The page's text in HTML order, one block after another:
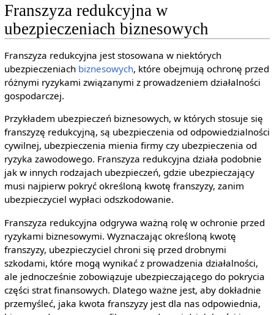
Franszyza redukcyjna w
ubezpieczeniach biznesowych
Franszyza redukcyjna jest stosowana w niektórych
ubezpieczeniach biznesowych, które obejmują ochronę przed
różnymi ryzykami związanymi z prowadzeniem działalności
gospodarczej.
Przykładem ubezpieczeń biznesowych, w których stosuje się
franszyzę redukcyjną, są ubezpieczenia od odpowiedzialności
cywilnej, ubezpieczenia mienia firmy czy ubezpieczenia od
ryzyka zawodowego. Franszyza redukcyjna działa podobnie
jak w innych rodzajach ubezpieczeń, gdzie ubezpieczający
musi najpierw pokryć określoną kwotę franszyzy, zanim
ubezpieczyciel wypłaci odszkodowanie.
Franszyza redukcyjna odgrywa ważną rolę w ochronie przed
ryzykami biznesowymi. Wyznaczając określoną kwotę
franszyzy, ubezpieczyciel chroni się przed drobnymi
szkodami, które mogą wynikać z prowadzenia działalności,
ale jednocześnie zobowiązuje ubezpieczającego do pokrycia
części strat finansowych. Dlatego ważne jest, aby dokładnie
przemyśleć, jaka kwota franszyzy jest dla nas odpowiednia,